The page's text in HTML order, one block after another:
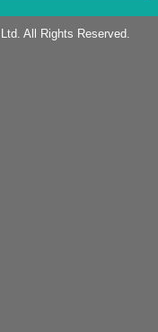
All Rights Reserved.